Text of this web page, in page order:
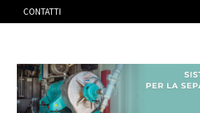
CONTATTI